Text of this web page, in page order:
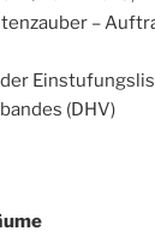
–
(DHV)